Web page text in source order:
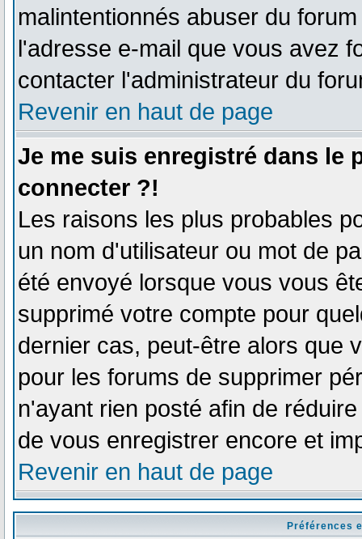
malintentionnés abuser du
l'adresse e-mail que vous avez
contacter l'administrateur du
Revenir en haut de page
Je me suis enregistré dans le
connecter ?!
Les raisons les plus probables
un nom d'utilisateur ou mot de
été envoyé lorsque vous vous
supprimé votre compte pour
dernier cas, peut-être alors que
pour les forums de supprimer
n'ayant rien posté afin de
de vous enregistrer encore et
Revenir en haut de page
Préférences